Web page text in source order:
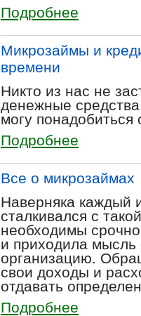
Подробнее
Микрозаймы и
времени
Никто из нас не
денежные
могу понадобиться
Подробнее
Все о микрозаймах
Наверняка каждый
сталкивался с
необходимы
и приходила
организацию.
свои доходы и
отдавать
Подробнее